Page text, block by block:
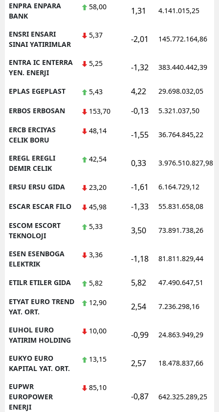
ENPRA ENPARA
BANK
58,00 1,31 4.141.015,25
ENSRI ENSARI
SINAI YATIRIMLAR
5,37 -2,01 145.772.164,86
ENTRA IC ENTERRA
YEN. ENERJI
5,25 -1,32 383.440.442,39
EPLAS EGEPLAST 5,43 4,22 29.698.032,05
ERBOS ERBOSAN 153,70 -0,13 5.321.037,50
ERCB ERCIYAS
CELIK BORU
48,14 -1,55 36.764.845,22
EREGL EREGLI
DEMIR CELIK
42,54 0,33 3.976.510.827,98
ERSU ERSU GIDA 23,20 -1,61 6.164.729,12
ESCAR ESCAR FILO 45,98 -1,33 55.831.658,08
ESCOM ESCORT
TEKNOLOJI
5,33 3,50 73.891.738,26
ESEN ESENBOGA
ELEKTRIK
3,36 -1,18 81.811.829,44
ETILR ETILER GIDA 5,82 5,82 47.490.647,51
ETYAT EURO TREND
YAT. ORT.
12,90 2,54 7.236.298,16
EUHOL EURO
YATIRIM HOLDING
10,00 -0,99 24.863.949,29
EUKYO EURO
KAPITAL YAT. ORT.
13,15 2,57 18.478.837,66
EUPWR
EUROPOWER
ENERJI
85,10
-0,87 642.325.289,25